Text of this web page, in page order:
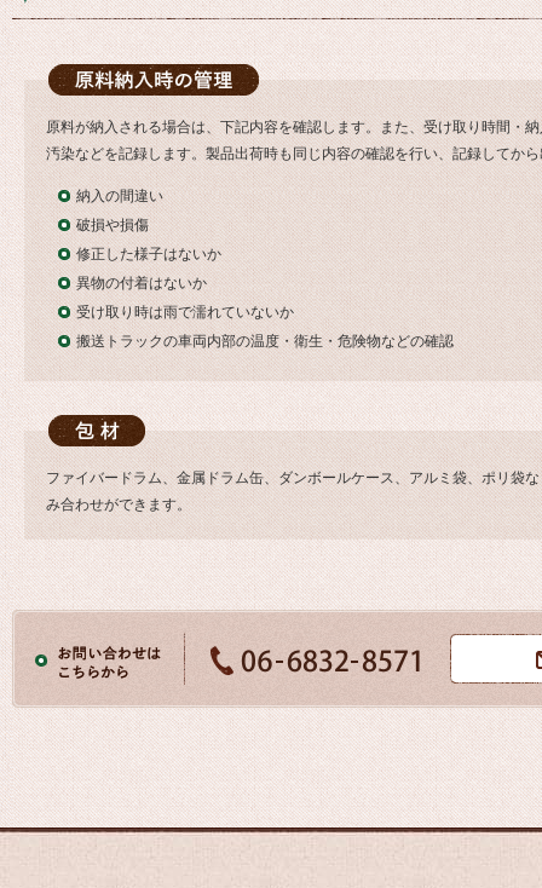
原料が納入される場合は、下記内容を確認します。また、受け取り時間・
汚染などを記録します。製品出荷時も同じ内容の確認を行い、記録してか
納入の間違い
破損や損傷
修正した様子はないか
異物の付着はないか
受け取り時は雨で濡れていないか
搬送トラックの車両内部の温度・衛生・危険物などの確認
ファイバードラム、金属ドラム缶、ダンボールケース、アルミ袋、ポリ袋
み合わせができます。